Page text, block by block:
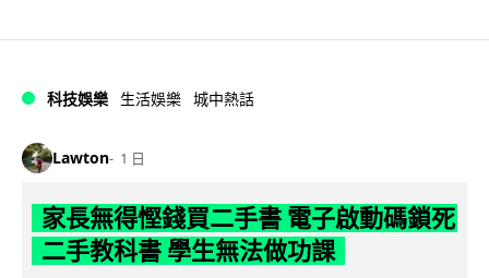
科技娛樂 生活娛樂 城中熱話
Lawton 1 日
家長無得慳錢買二手書 電子啟動碼鎖死
二手教科書 學生無法做功課